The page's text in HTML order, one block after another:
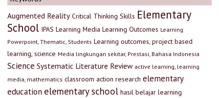
Augmented Reality Critical Thinking Skills Elementary
School IPAS Learning Media Learning Outcomes Learning
Powerpoint, Thematic, Students Learning outcomes, project based
learning, science Media lingkungan sekitar, Prestasi, Bahasa Indonesia
Science Systematic Literature Review active learning, learning
media, mathematics classroom action research elementary
education elementary school hasil belajar learning